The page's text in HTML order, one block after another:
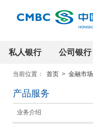
私人银行 公司银行
当前位置： 首页 > 金融市场
产品服务
业务介绍